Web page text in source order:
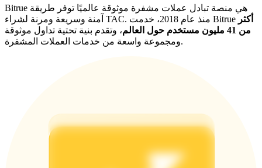
BTC Welcome Rewards
Bitrue هي منصة تبادل عملات مشفرة موثوقة عالميًا توفر طريقة
آمنة وسريعة ومرنة لشراء TAC. منذ عام 2018، خدمت Bitrue أكثر
من 41 مليون مستخدم حول العالم
، وتقدم بنية تحتية تداول موثوقة
ومجموعة واسعة من خدمات العملات المشفرة.